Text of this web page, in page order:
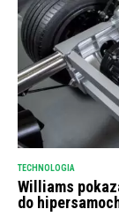
TECHNOLOGIA
Williams
do